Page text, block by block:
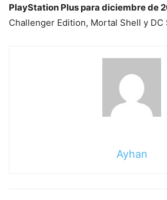
PlayStation Plus para diciembre de
Challenger Edition, Mortal Shell y DC
Ayhan